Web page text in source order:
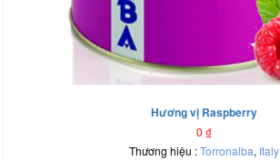
Hương vị Raspberry
0 ₫
Thương hiệu :Torronalba, Italy